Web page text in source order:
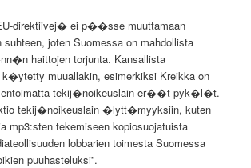
direktiivej� ei p��sse muuttamaan
joten Suomessa on mahdollista
haittojen torjunta. Kansallista
k�ytetty muuallakin, esimerkiksi Kreikka on
tekij�noikeuslain er��t pyk�l�t.
tekij�noikeuslain �lytt�myyksiin, kuten
mp3:sten tekemiseen kopiosuojatuista
lobbarien toimesta Suomessa
puuhasteluksi”.